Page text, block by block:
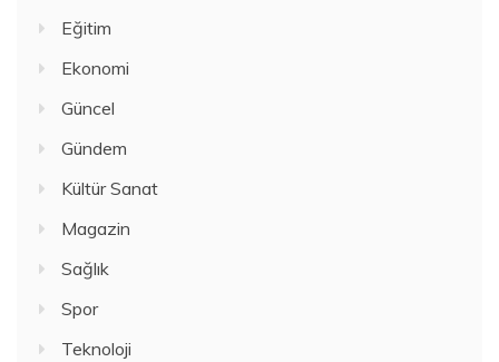
Eğitim
Ekonomi
Güncel
Gündem
Kültür Sanat
Magazin
Sağlık
Spor
Teknoloji